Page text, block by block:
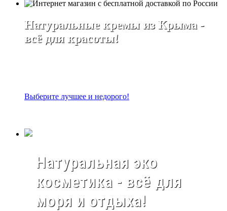
Натуральные кремы из Крыма -
всё для красоты!
Выберите лучшее и недорого!
Натуральная эко
косметика - всё для
моря и отдыха!